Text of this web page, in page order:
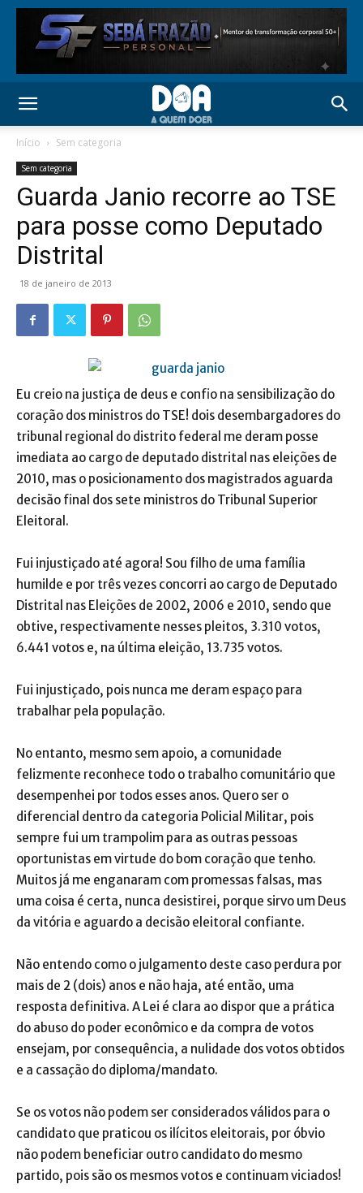
Início Sem categoria
Sem categoria
Guarda Janio recorre ao TSE
para posse como Deputado
Distrital
18 de janeiro de 2013
Eu creio na justiça de deus e confio na sensibilização do
coração dos ministros do TSE! dois desembargadores do
tribunal regional do distrito federal me deram posse
imediata ao cargo de deputado distrital nas eleições de
2010, mas o posicionamento dos magistrados aguarda
decisão final dos sete ministros do Tribunal Superior
Eleitoral.
Fui injustiçado até agora! Sou filho de uma família
humilde e por três vezes concorri ao cargo de Deputado
Distrital nas Eleições de 2002, 2006 e 2010, sendo que
obtive, respectivamente nesses pleitos, 3.310 votos,
6.441 votos e, na última eleição, 13.735 votos.
Fui injustiçado, pois nunca me deram espaço para
trabalhar pela população.
No entanto, mesmo sem apoio, a comunidade
felizmente reconhece todo o trabalho comunitário que
desempenhei por todos esses anos. Quero ser o
diferencial dentro da categoria Policial Militar, pois
sempre fui um trampolim para as outras pessoas
oportunistas em virtude do bom coração que tenho.
Muitos já me enganaram com promessas falsas, mas
uma coisa é certa, nunca desistirei, porque sirvo um Deus
da vitória e aguardo a decisão eleitoral confiante.
Não entendo como o julgamento deste caso perdura por
mais de 2 (dois) anos e não haja, até então, uma
resposta definitiva. A Lei é clara ao dispor que a prática
do abuso do poder econômico e da compra de votos
ensejam, por consequência, a nulidade dos votos obtidos
e a cassação do diploma/mandato.
Se os votos não podem ser considerados válidos para o
candidato que praticou os ilícitos eleitorais, por óbvio
não podem beneficiar outro candidato do mesmo
partido, pois são os mesmos votos e continuam viciados!